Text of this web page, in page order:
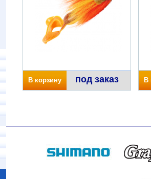
В корзину под заказ В